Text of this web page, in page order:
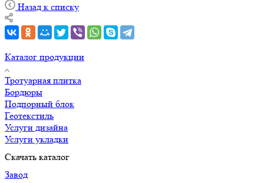
Назад к списку
Каталог продукции
Тротуарная плитка
Бордюры
Подпорный блок
Геотекстиль
Услуги дизайна
Услуги укладки
Скачать каталог
Завод